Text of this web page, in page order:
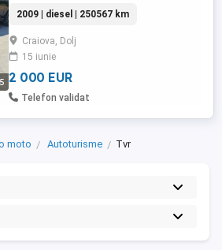
5
2009 | diesel | 250567 km
Craiova, Dolj
15 iunie
2 000 EUR
Telefon validat
moto Autoturisme Tvr